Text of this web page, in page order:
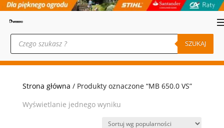
Wyszukiwarka
produktów SZUKAJ
Strona główna / Produkty oznaczone “MB 650.0 VS”
Wyświetlanie jednego wyniku